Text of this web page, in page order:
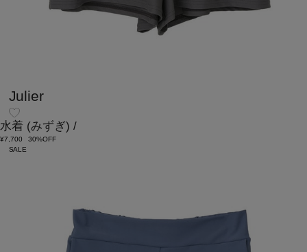
Julier
水着 (みずぎ) /
¥7,700
30%OFF
SALE